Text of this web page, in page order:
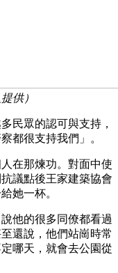
供）
民眾的認可與支持，
都很支持我們」。
在那煉功。對面中使
議點後王家建築協會
她一杯。
他的很多同僚都看過
還說，他們站崗時常
哪天，就會去公園從